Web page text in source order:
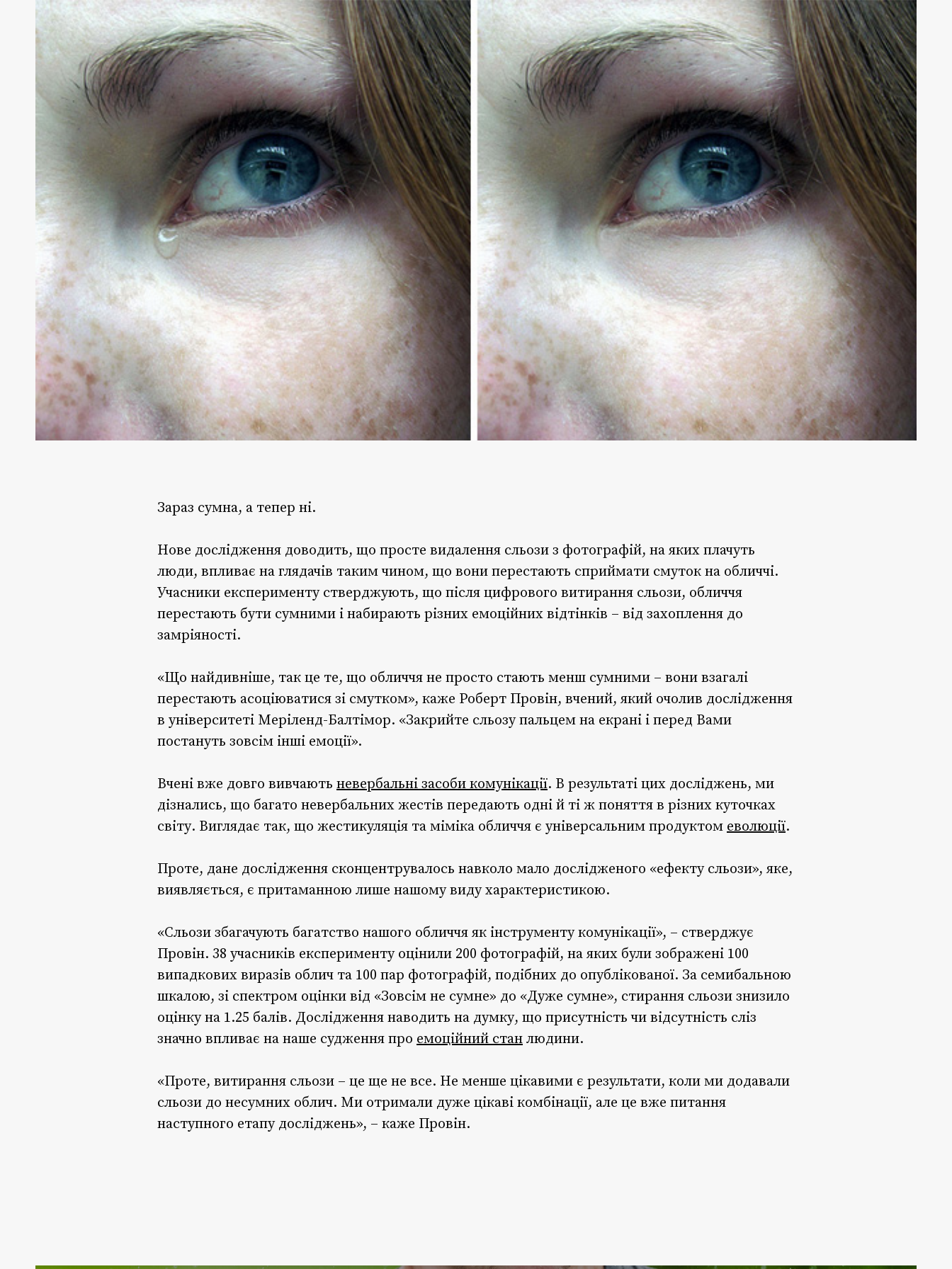
Зараз сумна, а тепер ні.
Нове дослідження доводить, що просте видалення сльози з фотографій, на яких плачуть
люди, впливає на глядачів таким чином, що вони перестають сприймати смуток на обличчі.
Учасники експерименту стверджують, що після цифрового витирання сльози, обличчя
перестають бути сумними і набирають різних емоційних відтінків – від захоплення до
замріяності.
«Що найдивніше, так це те, що обличчя не просто стають менш сумними – вони взагалі
перестають асоціюватися зі смутком», каже Роберт Провін, вчений, який очолив дослідження
в університеті Меріленд-Балтімор. «Закрийте сльозу пальцем на екрані і перед Вами
постануть зовсім інші емоції».
Вчені вже довго вивчають невербальні засоби комунікації. В результаті цих досліджень, ми
дізнались, що багато невербальних жестів передають одні й ті ж поняття в різних куточках
світу. Виглядає так, що жестикуляція та міміка обличчя є універсальним продуктом еволюції.
Проте, дане дослідження сконцентрувалось навколо мало дослідженого «ефекту сльози», яке,
виявляється, є притаманною лише нашому виду характеристикою.
«Сльози збагачують багатство нашого обличчя як інструменту комунікації», – стверджує
Провін. 38 учасників експерименту оцінили 200 фотографій, на яких були зображені 100
випадкових виразів облич та 100 пар фотографій, подібних до опублікованої. За семибальною
шкалою, зі спектром оцінки від «Зовсім не сумне» до «Дуже сумне», стирання сльози знизило
оцінку на 1.25 балів. Дослідження наводить на думку, що присутність чи відсутність сліз
значно впливає на наше судження про емоційний стан людини.
«Проте, витирання сльози – це ще не все. Не менше цікавими є результати, коли ми додавали
сльози до несумних облич. Ми отримали дуже цікаві комбінації, але це вже питання
наступного етапу досліджень», – каже Провін.